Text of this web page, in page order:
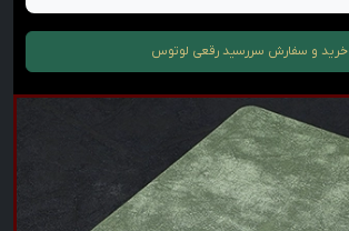
خرید و سفارش سررسید رقعی لوتوس